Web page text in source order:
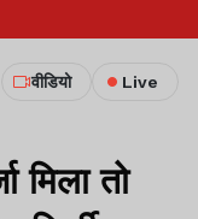
वीडियो Live
मिला तो